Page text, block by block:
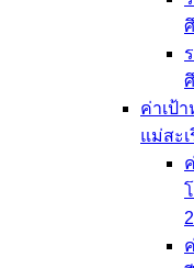
ค่าเป้
แม่สะ